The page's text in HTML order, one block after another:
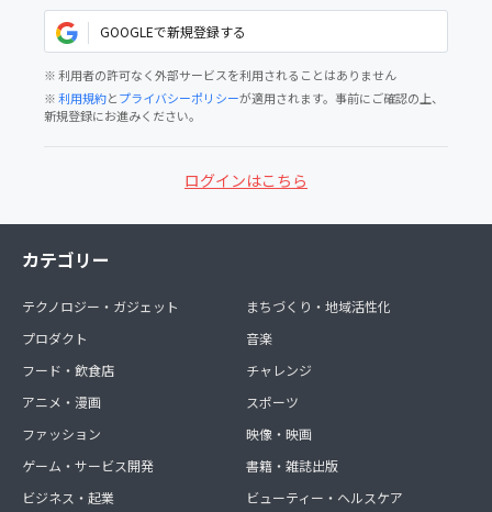
GOOGLEで新規登録する
※ 利用者の許可なく外部サービスを利用されることはありません
※利用規約とプライバシーポリシーが適用されます。事前にご確認の上、
新規登録にお進みください。
ログインはこちら
カテゴリー
テクノロジー・ガジェット
プロダクト
フード・飲食店
アニメ・漫画
ファッション
ゲーム・サービス開発
ビジネス・起業
まちづくり・地域活性化
音楽
チャレンジ
スポーツ
映像・映画
書籍・雑誌出版
ビューティー・ヘルスケア